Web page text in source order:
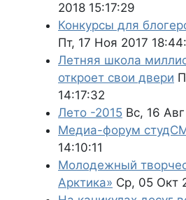
2018 15:17:29
Конкурсы для
Пт, 17 Ноя 2017
Летняя школа
откроет свои двери
14:17:32
Лето -2015 Вс, 16
Медиа-форум
14:10:11
Молодежный
Арктика» Ср, 05 Окт